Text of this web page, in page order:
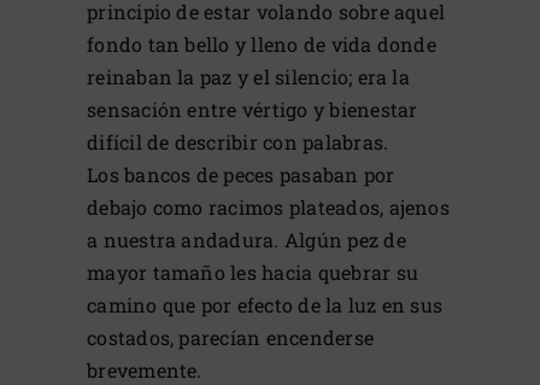
principio de estar volando sobre aquel
fondo tan bello y lleno de vida donde
reinaban la paz y el silencio; era la
sensación entre vértigo y bienestar
difícil de describir con palabras.
Los bancos de peces pasaban por
debajo como racimos plateados, ajenos
a nuestra andadura. Algún pez de
mayor tamaño les hacia quebrar su
camino que por efecto de la luz en sus
costados, parecían encenderse
brevemente.